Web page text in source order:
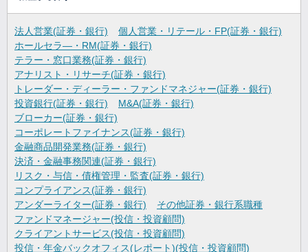
法人営業(証券・銀行)
個人営業・リテール・FP(証券・銀行)
ホールセラ―・RM(証券・銀行)
テラー・窓口業務(証券・銀行)
アナリスト・リサーチ(証券・銀行)
トレーダー・ディーラー・ファンドマネジャー(証券・銀行)
投資銀行(証券・銀行)
M&A(証券・銀行)
ブローカー(証券・銀行)
コーポレートファイナンス(証券・銀行)
金融商品開発業務(証券・銀行)
決済・金融事務関連(証券・銀行)
リスク・与信・債権管理・監査(証券・銀行)
コンプライアンス(証券・銀行)
アンダーライター(証券・銀行)
その他証券・銀行系職種
ファンドマネージャー(投信・投資顧問)
クライアントサービス(投信・投資顧問)
投信・年金バックオフィス(レポート)(投信・投資顧問)